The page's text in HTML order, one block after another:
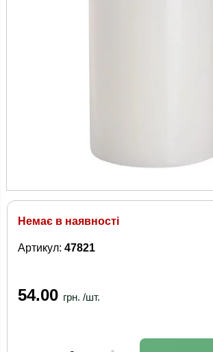
Немає в наявності
Артикул: 47821
54.00 грн. /шт.